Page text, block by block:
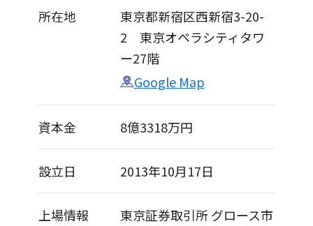
所在地
東京都新宿区西新宿3-20-
2 東京オペラシティタワ
ー27階
Google Map
資本金 8億3318万円
設立日 2013年10月17日
上場情報
東京証券取引所 グロース市